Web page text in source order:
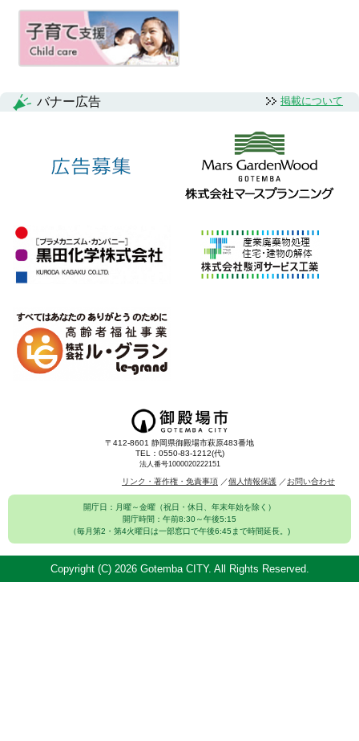
ー
ョ
ン
バナー広告 掲載について
〒412-8601 静岡県御殿場市萩原483番地
TEL：0550-83-1212(代)
法人番号1000020222151
リンク・著作権・免責事項 個人情報保護 お問い合わせ
開庁日：月曜～金曜（祝日・休日、年末年始を除く）
開庁時間：午前8:30～午後5:15
（毎月第2・第4火曜日は一部窓口で午後6:45まで時間延長。)
Copyright (C) 2026 Gotemba CITY. All Rights Reserved.